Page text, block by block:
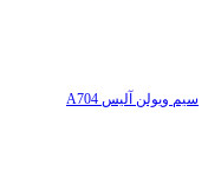
سیم ویولن آلیس A704